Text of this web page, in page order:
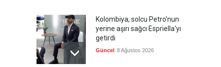
Kolombiya, solcu Petro'nun
yerine aşırı sağcı Espriella'yı
getirdi
Güncel 8 Ağustos 2026